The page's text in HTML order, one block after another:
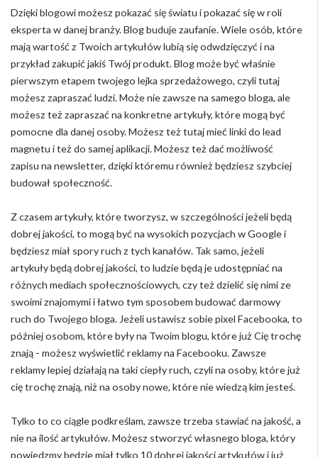
Dzięki blogowi możesz pokazać się światu i pokazać się w roli
eksperta w danej branży. Blog buduje zaufanie. Wiele osób, które
mają wartość z Twoich artykułów lubią się odwdzięczyć i na
przykład zakupić jakiś Twój produkt. Blog może być właśnie
pierwszym etapem twojego lejka sprzedażowego, czyli tutaj
możesz zapraszać ludzi. Może nie zawsze na samego bloga, ale
możesz też zapraszać na konkretne artykuły, które mogą być
pomocne dla danej osoby. Możesz też tutaj mieć linki do lead
magnetu i też do samej aplikacji. Możesz też dać możliwość
zapisu na newsletter, dzięki któremu również będziesz szybciej
budował społeczność.
Z czasem artykuły, które tworzysz, w szczególności jeżeli będą
dobrej jakości, to mogą być na wysokich pozycjach w Google i
będziesz miał spory ruch z tych kanałów. Tak samo, jeżeli
artykuły będą dobrej jakości, to ludzie będą je udostępniać na
różnych mediach społecznościowych, czy też dzielić się nimi ze
swoimi znajomymi i łatwo tym sposobem budować darmowy
ruch do Twojego bloga. Jeżeli ustawisz sobie pixel Facebooka, to
później osobom, które były na Twoim blogu, które już Cię trochę
znają - możesz wyświetlić reklamy na Facebooku. Zawsze
reklamy lepiej działają na taki ciepły ruch, czyli na osoby, które już
cię trochę znają, niż na osoby nowe, które nie wiedzą kim jesteś.
Tylko to co ciągle podkreślam, zawsze trzeba stawiać na jakość, a
nie na ilość artykułów. Możesz stworzyć własnego bloga, który
powiedzmy będzie miał tylko 10 dobrej jakości artykułów i już